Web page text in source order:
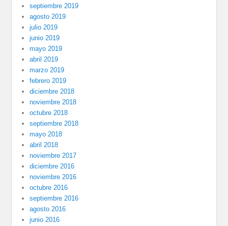
septiembre 2019
agosto 2019
julio 2019
junio 2019
mayo 2019
abril 2019
marzo 2019
febrero 2019
diciembre 2018
noviembre 2018
octubre 2018
septiembre 2018
mayo 2018
abril 2018
noviembre 2017
diciembre 2016
noviembre 2016
octubre 2016
septiembre 2016
agosto 2016
junio 2016